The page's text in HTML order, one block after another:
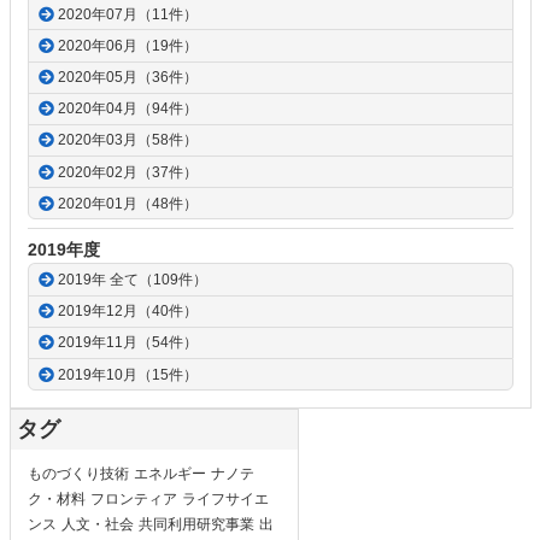
2020年07月（11件）
2020年06月（19件）
2020年05月（36件）
2020年04月（94件）
2020年03月（58件）
2020年02月（37件）
2020年01月（48件）
2019年度
2019年 全て（109件）
2019年12月（40件）
2019年11月（54件）
2019年10月（15件）
タグ
ものづくり技術 エネルギー ナノテ
ク・材料 フロンティア ライフサイエ
ンス 人文・社会 共同利用研究事業 出